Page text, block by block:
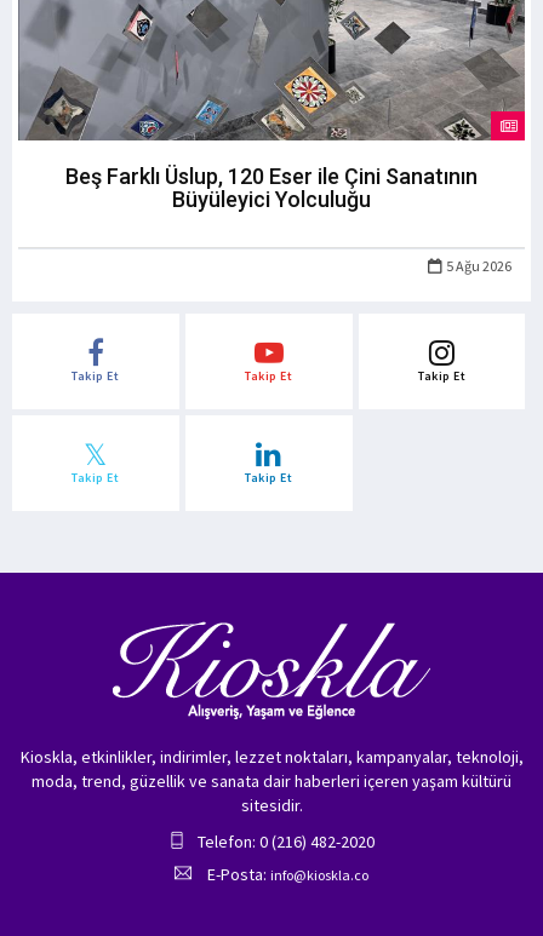
Beş Farklı Üslup, 120 Eser ile Çini Sanatının
Büyüleyici Yolculuğu
5 Ağu 2026
Takip Et Takip Et Takip Et
Takip Et Takip Et
Kioskla, etkinlikler, indirimler, lezzet noktaları, kampanyalar, teknoloji,
moda, trend, güzellik ve sanata dair haberleri içeren yaşam kültürü
sitesidir.
Telefon: 0 (216) 482-2020
E-Posta: info@kioskla.co